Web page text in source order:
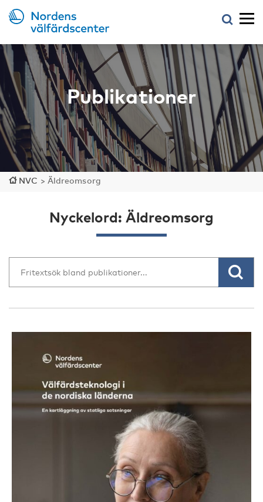
Publikationer
NVC > Äldreomsorg
Nyckelord: Äldreomsorg